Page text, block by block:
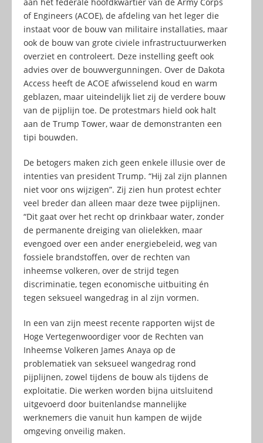
of Engineers (ACOE), de afdeling van het leger die
instaat voor de bouw van militaire installaties, maar
ook de bouw van grote civiele infrastructuurwerken
overziet en controleert. Deze instelling geeft ook
advies over de bouwvergunningen. Over de Dakota
Access heeft de ACOE afwisselend koud en warm
geblazen, maar uiteindelijk liet zij de verdere bouw
van de pijplijn toe. De protestmars hield ook halt
aan de Trump Tower, waar de demonstranten een
tipi bouwden.
De betogers maken zich geen enkele illusie over de
intenties van president Trump. “Hij zal zijn plannen
niet voor ons wijzigen”. Zij zien hun protest echter
veel breder dan alleen maar deze twee pijplijnen.
“Dit gaat over het recht op drinkbaar water, zonder
de permanente dreiging van olielekken, maar
evengoed over een ander energiebeleid, weg van
fossiele brandstoffen, over de rechten van
inheemse volkeren, over de strijd tegen
discriminatie, tegen economische uitbuiting én
tegen seksueel wangedrag in al zijn vormen.
In een van zijn meest recente rapporten wijst de
Hoge Vertegenwoordiger voor de Rechten van
Inheemse Volkeren James Anaya op de
problematiek van seksueel wangedrag rond
pijplijnen, zowel tijdens de bouw als tijdens de
exploitatie. Die werken worden bijna uitsluitend
uitgevoerd door buitenlandse mannelijke
werknemers die vanuit hun kampen de wijde
omgeving onveilig maken.